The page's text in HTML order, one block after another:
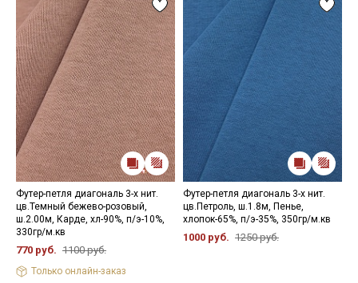
Футер-петля диагональ 3-х нит.
цв.Темный бежево-розовый,
ш.2.00м, Карде, хл-90%, п/э-10%,
330гр/м.кв
770 руб. 1100 руб.
Только онлайн-заказ
Футер-петля диагональ 3-х нит.
цв.Петроль, ш.1.8м, Пенье,
хлопок-65%, п/э-35%, 350гр/м.кв
1000 руб. 1250 руб.